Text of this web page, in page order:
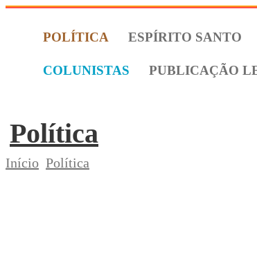
POLÍTICA ESPÍRITO SANTO
COLUNISTAS PUBLICAÇÃO
Política
Início Política